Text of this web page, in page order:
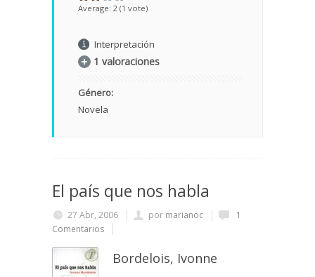
Average: 2 (1 vote)
Interpretación
1 valoraciones
Género:
Novela
El país que nos habla
27 Abr, 2006 por marianoc
1
Comentarios
Bordelois, Ivonne